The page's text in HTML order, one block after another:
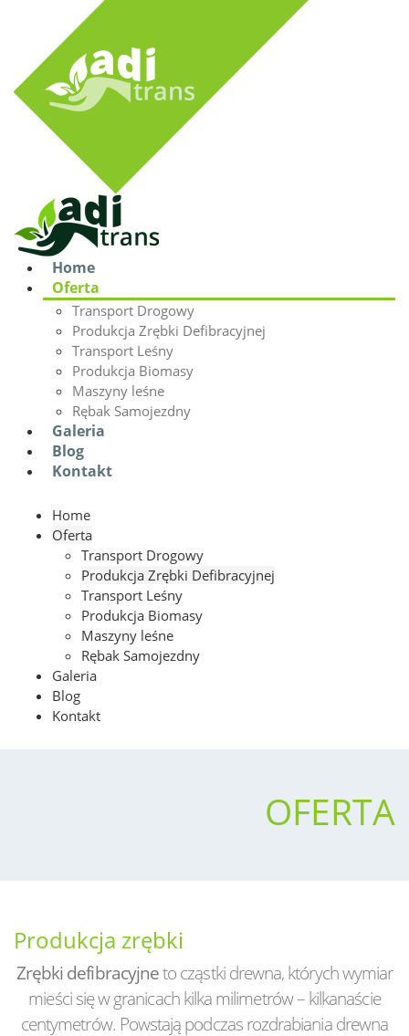
Home
Oferta
Transport Drogowy
Produkcja Zrębki Defibracyjnej
Transport Leśny
Produkcja Biomasy
Maszyny leśne
Rębak Samojezdny
Galeria
Blog
Kontakt
Home
Oferta
Transport Drogowy
Produkcja Zrębki Defibracyjnej
Transport Leśny
Produkcja Biomasy
Maszyny leśne
Rębak Samojezdny
Galeria
Blog
Kontakt
OFERTA
Produkcja zrębki
Zrębki defibracyjneto cząstki drewna, których wymiar
mieści się w granicach kilka milimetrów – kilkanaście
centymetrów. Powstają podczas rozdrabiania drewna